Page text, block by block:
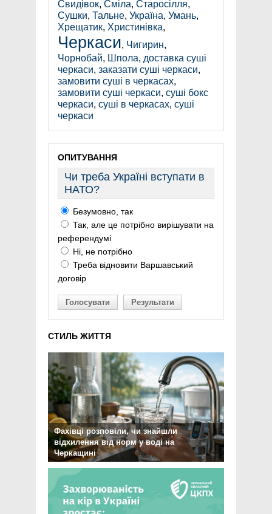
Свидівок, Сміла, Старосілля,
Сушки, Тальне, Україна, Умань,
Хрещатик, Христинівка,
Черкаси, Чигирин,
Чорнобай, Шпола, доставка суші
черкаси, заказати суші черкаси,
замовити суші в черкасах,
замовити суші черкаси, суші бокс
черкаси, суші в черкасах, суші
черкаси
ОПИТУВАННЯ
Чи треба Україні вступати в
НАТО?
Безумовно, так
Так, але це потрібно вирішувати на
референдумі
Ні, не потрібно
Треба відновити Варшавський
договір
Голосувати Результати
СТИЛЬ ЖИТТЯ
Фахівці розповіли, чи знайшли
відхилення від норм у воді на
Черкащині